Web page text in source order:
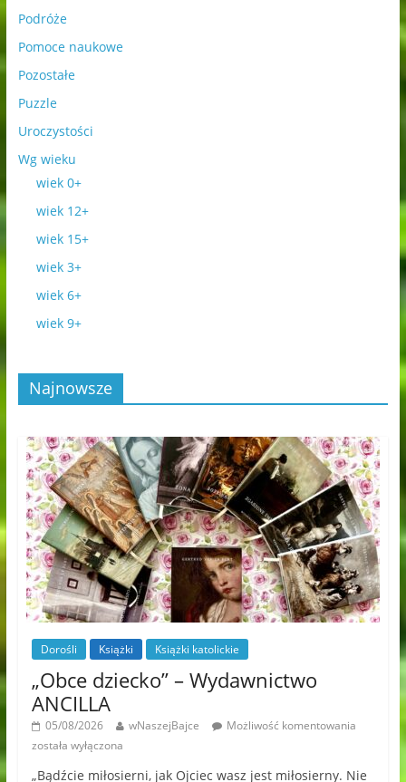
Podróże
Pomoce naukowe
Pozostałe
Puzzle
Uroczystości
Wg wieku
wiek 0+
wiek 12+
wiek 15+
wiek 3+
wiek 6+
wiek 9+
Najnowsze
Dorośli Książki Książki katolickie
„Obce dziecko” – Wydawnictwo
ANCILLA
05/08/2026 wNaszejBajce
Możliwość komentowania
została wyłączona
„Bądźcie miłosierni, jak Ojciec wasz jest miłosierny. Nie